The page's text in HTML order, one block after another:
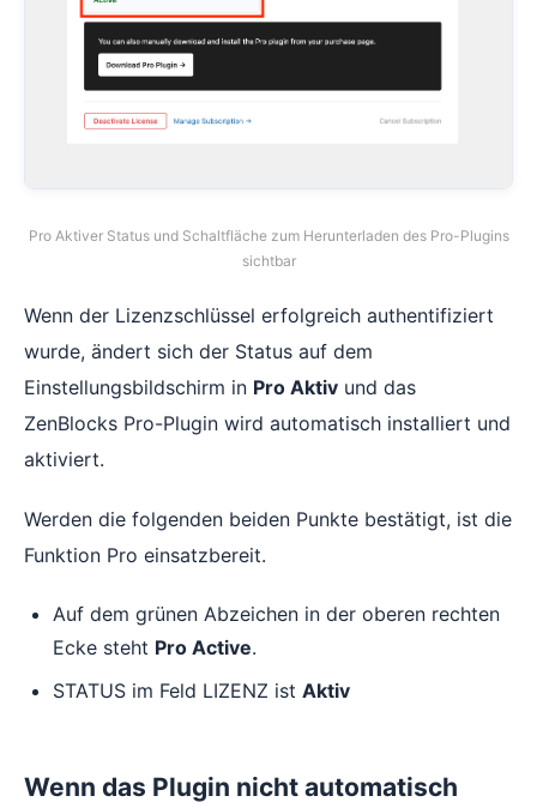
Pro Aktiver Status und Schaltfläche zum Herunterladen des Pro-Plugins
sichtbar
Wenn der Lizenzschlüssel erfolgreich authentifiziert
wurde, ändert sich der Status auf dem
Einstellungsbildschirm in Pro Aktiv und das
ZenBlocks Pro-Plugin wird automatisch installiert und
aktiviert.
Werden die folgenden beiden Punkte bestätigt, ist die
Funktion Pro einsatzbereit.
Auf dem grünen Abzeichen in der oberen rechten
Ecke steht Pro Active.
STATUS im Feld LIZENZ ist Aktiv
Wenn das Plugin nicht automatisch